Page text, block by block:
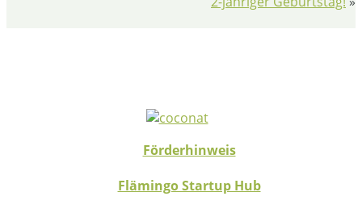
Förderhinweis
Flämingo Startup Hub